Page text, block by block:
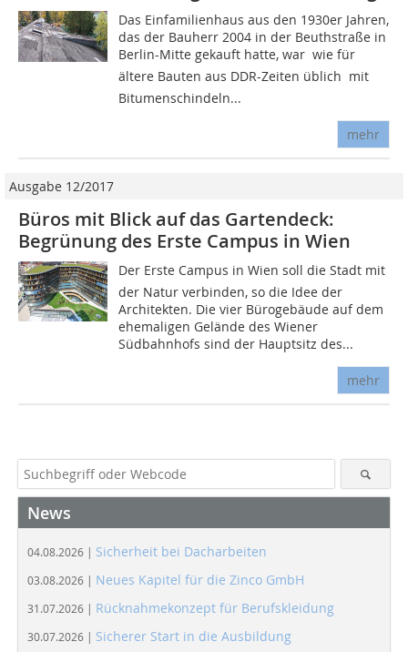
Das Einfamilienhaus aus den 1930er Jahren,
das der Bauherr 2004 in der Beuthstraße in
Berlin-Mitte gekauft hatte, war  wie für
ältere Bauten aus DDR-Zeiten üblich  mit
Bitumenschindeln...
mehr
Ausgabe 12/2017
Büros mit Blick auf das Gartendeck:
Begrünung des Erste Campus in Wien
Der Erste Campus in Wien soll die Stadt mit
der Natur verbinden, so die Idee der
Architekten. Die vier Bürogebäude auf dem
ehemaligen Gelände des Wiener
Südbahnhofs sind der Hauptsitz des...
mehr
News
04.08.2026 | Sicherheit bei Dacharbeiten
03.08.2026 | Neues Kapitel für die Zinco GmbH
31.07.2026 | Rücknahmekonzept für Berufskleidung
30.07.2026 | Sicherer Start in die Ausbildung